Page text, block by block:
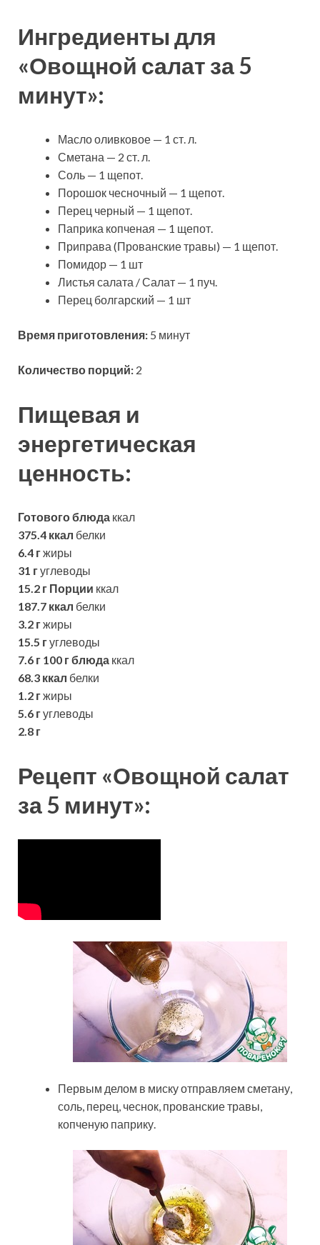
Ингредиенты для
«Овощной салат за 5
минут»:
Масло оливковое — 1 ст. л.
Сметана — 2 ст. л.
Соль — 1 щепот.
Порошок чесночный — 1 щепот.
Перец черный — 1 щепот.
Паприка копченая — 1 щепот.
Приправа (Прованские травы) — 1 щепот.
Помидор — 1 шт
Листья салата / Салат — 1 пуч.
Перец болгарский — 1 шт
Время приготовления: 5 минут
Количество порций: 2
Пищевая и
энергетическая
ценность:
Готового блюда ккал
375.4 ккал белки
6.4 гжиры
31 гуглеводы
15.2 г Порции ккал
187.7 ккал белки
3.2 гжиры
15.5 гуглеводы
7.6 г 100 г блюда ккал
68.3 ккал белки
1.2 гжиры
5.6 гуглеводы
2.8 г
Рецепт «Овощной салат
за 5 минут»:
Первым делом в миску отправляем сметану,
соль, перец, чеснок, прованские травы,
копченую паприку.